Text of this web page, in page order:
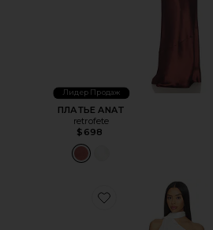
Лидер Продаж
ПЛАТЬЕ ANAT
retrofete
$698
Favorite ПЛАТЬЕ KELSA